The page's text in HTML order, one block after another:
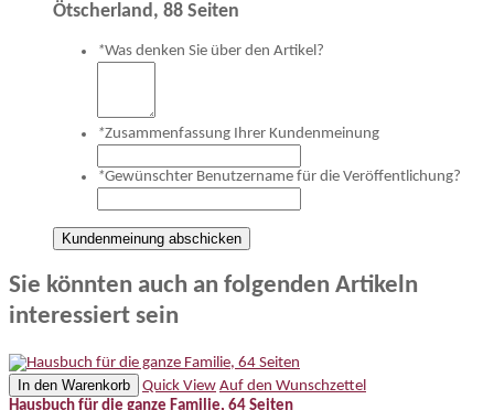
Ötscherland, 88 Seiten
*Was denken Sie über den Artikel?
*Zusammenfassung Ihrer Kundenmeinung
*Gewünschter Benutzername für die Veröffentlichung?
Kundenmeinung abschicken
Sie könnten auch an folgenden Artikeln
interessiert sein
In den Warenkorb Quick View Auf den Wunschzettel
Hausbuch für die ganze Familie, 64 Seiten